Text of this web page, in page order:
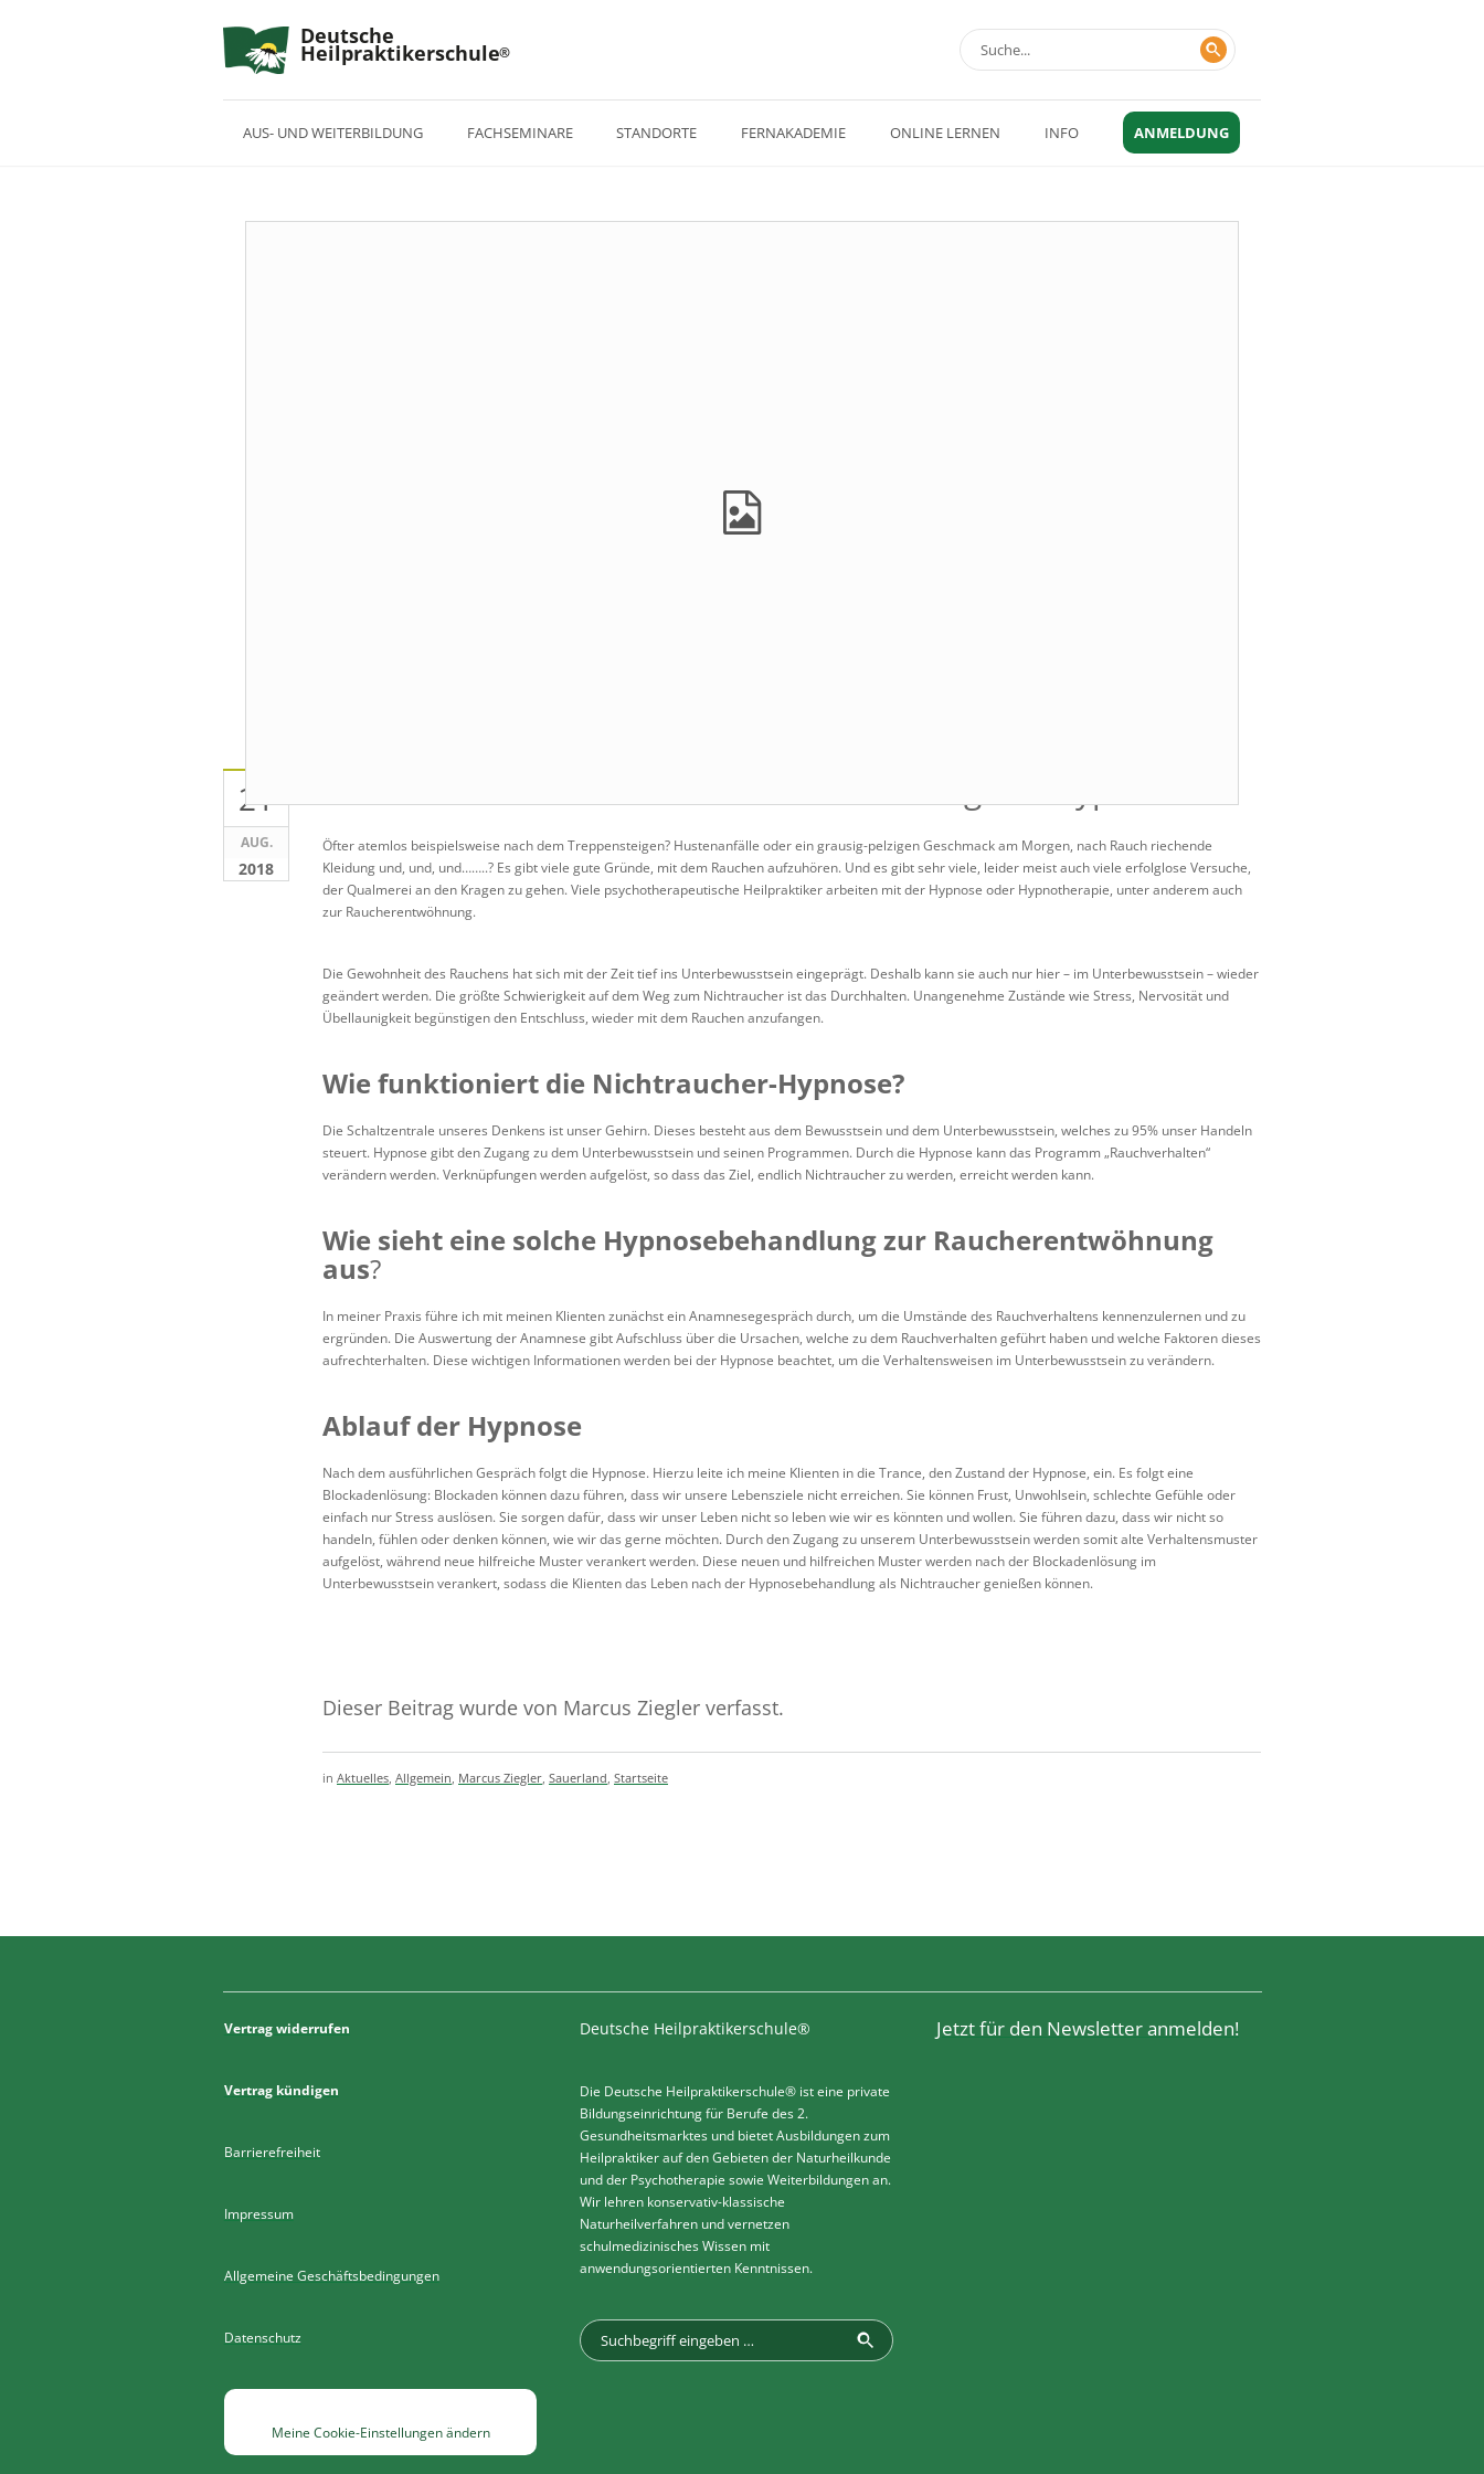
Deutsche
Heilpraktikerschule
AUS- UND WEITERBILDUNG FACHSEMINARE STANDORTE FERNAKADEMIE ONLINE LERNEN INFO ANMELDUNG
21
AUG.
2018
Öfter atemlos beispielsweise nach dem Treppensteigen? Hustenanfälle oder ein grausig-pelzigen Geschmack am Morgen, nach Rauch riechende
Kleidung und, und, und……..? Es gibt viele gute Gründe, mit dem Rauchen aufzuhören. Und es gibt sehr viele, leider meist auch viele erfolglose Versuche,
der Qualmerei an den Kragen zu gehen. Viele psychotherapeutische Heilpraktiker arbeiten mit der Hypnose oder Hypnotherapie, unter anderem auch
zur Raucherentwöhnung.
Die Gewohnheit des Rauchens hat sich mit der Zeit tief ins Unterbewusstsein eingeprägt. Deshalb kann sie auch nur hier – im Unterbewusstsein – wieder
geändert werden. Die größte Schwierigkeit auf dem Weg zum Nichtraucher ist das Durchhalten. Unangenehme Zustände wie Stress, Nervosität und
Übellaunigkeit begünstigen den Entschluss, wieder mit dem Rauchen anzufangen.
Wie funktioniert die Nichtraucher-Hypnose?
Die Schaltzentrale unseres Denkens ist unser Gehirn. Dieses besteht aus dem Bewusstsein und dem Unterbewusstsein, welches zu 95% unser Handeln
steuert. Hypnose gibt den Zugang zu dem Unterbewusstsein und seinen Programmen. Durch die Hypnose kann das Programm „Rauchverhalten“
verändern werden. Verknüpfungen werden aufgelöst, so dass das Ziel, endlich Nichtraucher zu werden, erreicht werden kann.
Wie sieht eine solche Hypnosebehandlung zur Raucherentwöhnung
aus?
In meiner Praxis führe ich mit meinen Klienten zunächst ein Anamnesegespräch durch, um die Umstände des Rauchverhaltens kennenzulernen und zu
ergründen. Die Auswertung der Anamnese gibt Aufschluss über die Ursachen, welche zu dem Rauchverhalten geführt haben und welche Faktoren dieses
aufrechterhalten. Diese wichtigen Informationen werden bei der Hypnose beachtet, um die Verhaltensweisen im Unterbewusstsein zu verändern.
Ablauf der Hypnose
Nach dem ausführlichen Gespräch folgt die Hypnose. Hierzu leite ich meine Klienten in die Trance, den Zustand der Hypnose, ein. Es folgt eine
Blockadenlösung: Blockaden können dazu führen, dass wir unsere Lebensziele nicht erreichen. Sie können Frust, Unwohlsein, schlechte Gefühle oder
einfach nur Stress auslösen. Sie sorgen dafür, dass wir unser Leben nicht so leben wie wir es könnten und wollen. Sie führen dazu, dass wir nicht so
handeln, fühlen oder denken können, wie wir das gerne möchten. Durch den Zugang zu unserem Unterbewusstsein werden somit alte Verhaltensmuster
aufgelöst, während neue hilfreiche Muster verankert werden. Diese neuen und hilfreichen Muster werden nach der Blockadenlösung im
Unterbewusstsein verankert, sodass die Klienten das Leben nach der Hypnosebehandlung als Nichtraucher genießen können.
Dieser Beitrag wurde von Marcus Ziegler verfasst.
in Aktuelles, Allgemein, Marcus Ziegler, Sauerland, Startseite
Vertrag widerrufen
Vertrag kündigen
Barrierefreiheit
Impressum
Allgemeine Geschäftsbedingungen
Datenschutz
Meine Cookie-Einstellungen ändern
Deutsche Heilpraktikerschule®
Die Deutsche Heilpraktikerschule® ist eine private
Bildungseinrichtung für Berufe des 2.
Gesundheitsmarktes und bietet Ausbildungen zum
Heilpraktiker auf den Gebieten der Naturheilkunde
und der Psychotherapie sowie Weiterbildungen an.
Wir lehren konservativ-klassische
Naturheilverfahren und vernetzen
schulmedizinisches Wissen mit
anwendungsorientierten Kenntnissen.
Jetzt für den Newsletter anmelden!